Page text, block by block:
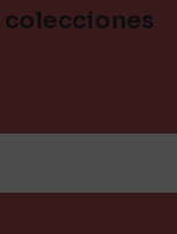
colecciones